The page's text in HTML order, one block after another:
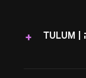
היכן מתקיים טולום ביץ' אילת מסיבה | TULUM
+